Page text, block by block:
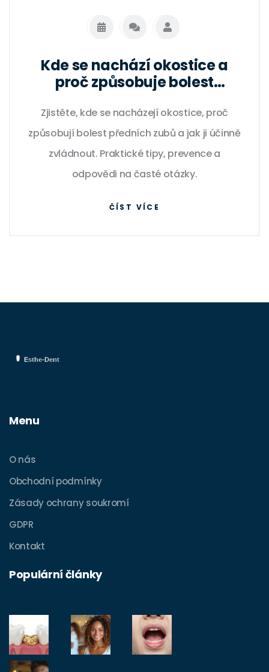
Kde se nachází okostice a
proč způsobuje bolest
Zjistěte, kde se nacházejí okostice, proč
způsobují bolest předních zubů a jak ji účinně
zvládnout. Praktické tipy, prevence a
odpovědi na časté otázky.
ČÍST VÍCE
Menu
O nás
Obchodní podmínky
Zásady ochrany soukromí
GDPR
Kontakt
Populární články